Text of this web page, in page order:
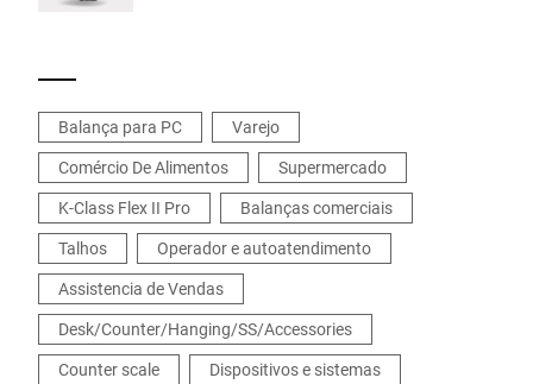
Balança para PC
Varejo
Comércio De Alimentos
Supermercado
K-Class Flex II Pro
Balanças comerciais
Talhos
Operador e autoatendimento
Assistencia de Vendas
Desk/Counter/Hanging/SS/Accessories
Counter scale
Dispositivos e sistemas